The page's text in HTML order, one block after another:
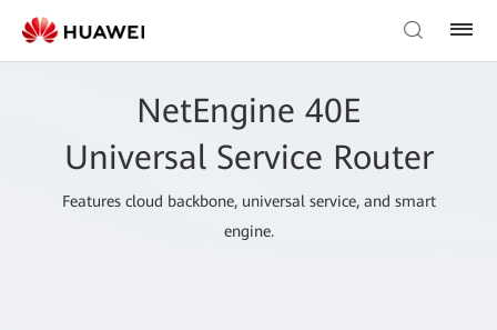
NetEngine 40E
Universal Service Router
Features cloud backbone, universal service, and smart
engine.